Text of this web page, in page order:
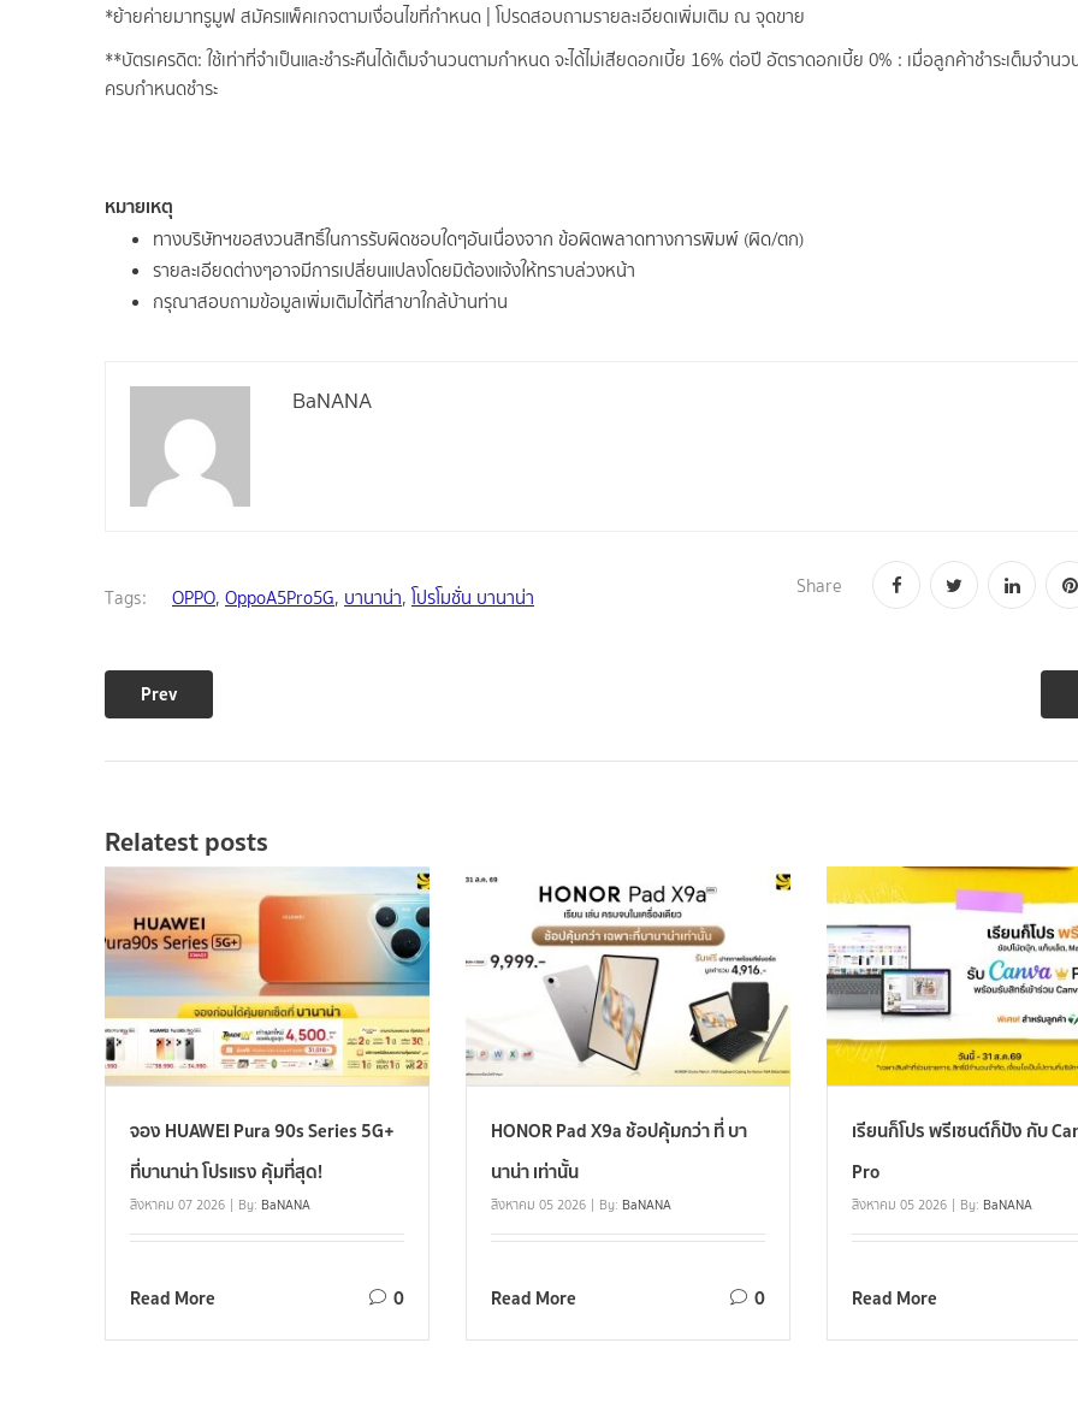
*ย้ายค่ายมาทรูมูฟ สมัครแพ็คเกจตามเงื่อนไขที่กำหนด | โปรดสอบถามรายละเอียดเพิ่มเติม ณ จุดขาย
**บัตรเครดิต: ใช้เท่าที่จำเป็นและชำระคืนได้เต็มจำนวนตามกำหนด จะได้ไม่เสียดอกเบี้ย 16% ต่อปี อัตราดอกเบี้ย 0% : เมื่อลูกค้าชำระเต็มจำน
ครบกำหนดชำระ
หมายเหตุ
ทางบริษัทฯขอสงวนสิทธิ์ในการรับผิดชอบใดๆอันเนื่องจาก ข้อผิดพลาดทางการพิมพ์ (ผิด/ตก)
รายละเอียดต่างๆอาจมีการเปลี่ยนแปลงโดยมิต้องแจ้งให้ทราบล่วงหน้า
กรุณาสอบถามข้อมูลเพิ่มเติมได้ที่สาขาใกล้บ้านท่าน
BaNANA
Tags: OPPO, OppoA5Pro5G, บานาน่า, โปรโมชั่น บานาน่า Share
Prev
Relatest posts
จอง HUAWEI Pura 90s Series 5G+
ที่บานาน่า โปรแรง คุ้มที่สุด!
สิงหาคม 07 2026 By: BaNANA
Read More 0
HONOR Pad X9a ช้อปคุ้มกว่า ที่ บา
นาน่า เท่านั้น
สิงหาคม 05 2026 By: BaNANA
Read More 0
เรียนก็โปร พรีเซนต์ก็ปัง กับ
Pro
สิงหาคม 05 2026 By: BaNANA
Read More